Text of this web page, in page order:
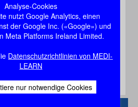
Analyse-Cookies
nutzt Google Analytics, einen
der Google Inc. («Google») und
Meta Platforms Ireland Limited.
Datenschutzrichtlinien von MEDI-
LEARN
nur notwendige Cookies